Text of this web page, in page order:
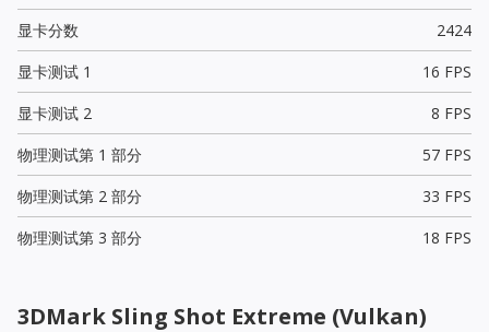
显卡分数
2424
显卡测试 1
16 FPS
显卡测试 2
8 FPS
物理测试第 1 部分
57 FPS
物理测试第 2 部分
33 FPS
物理测试第 3 部分
18 FPS
3DMark Sling Shot Extreme (Vulkan)